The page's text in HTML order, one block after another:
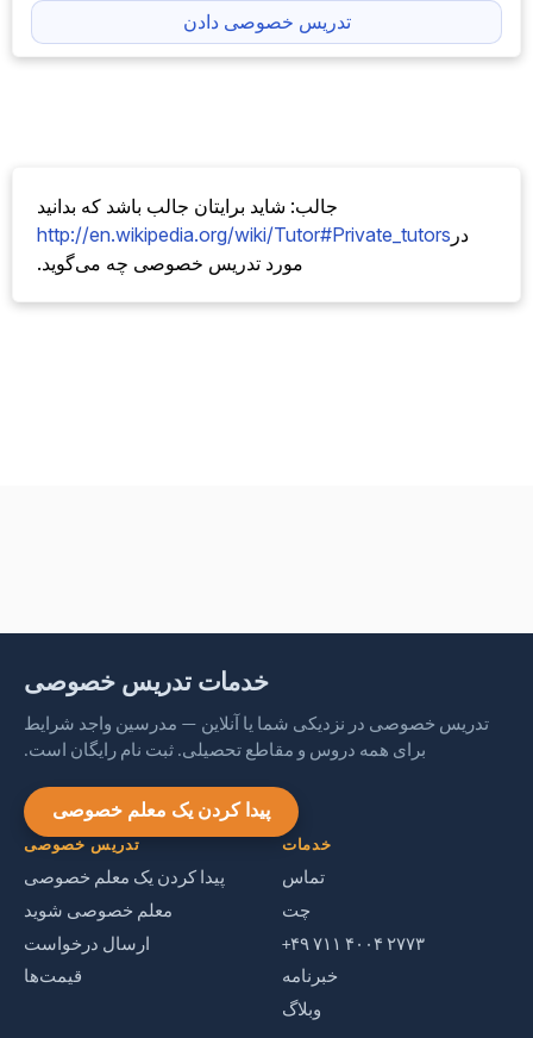
تدریس خصوصی دادن
جالب: شاید برایتان جالب باشد که بدانید
http://en.wikipedia.org/wiki/Tutor#Private_tutors در
مورد تدریس خصوصی چه می‌گوید.
خدمات تدریس خصوصی
تدریس خصوصی در نزدیکی شما یا آنلاین — مدرسین واجد شرایط
برای همه دروس و مقاطع تحصیلی. ثبت نام رایگان است.
پیدا کردن یک معلم خصوصی
تدریس خصوصی
پیدا کردن یک معلم خصوصی
معلم خصوصی شوید
ارسال درخواست
قیمت‌ها
خدمات
تماس
چت
‎+۴۹ ۷۱۱ ۴۰۰۴ ۲۷۷۳‎
خبرنامه
وبلاگ